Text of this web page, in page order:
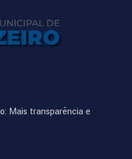
Mais transparência e